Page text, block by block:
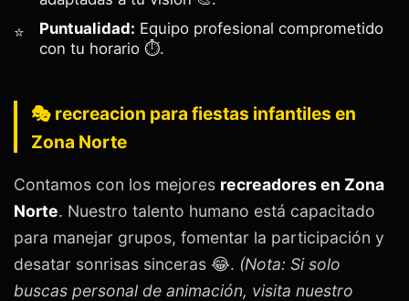
Puntualidad: Equipo profesional comprometido
con tu horario ⏱️.
🎭 recreacion para fiestas infantiles en
Zona Norte
Contamos con los mejores recreadores en Zona
Norte. Nuestro talento humano está capacitado
para manejar grupos, fomentar la participación y
desatar sonrisas sinceras 😂. (Nota: Si solo
buscas personal de animación, visita nuestro